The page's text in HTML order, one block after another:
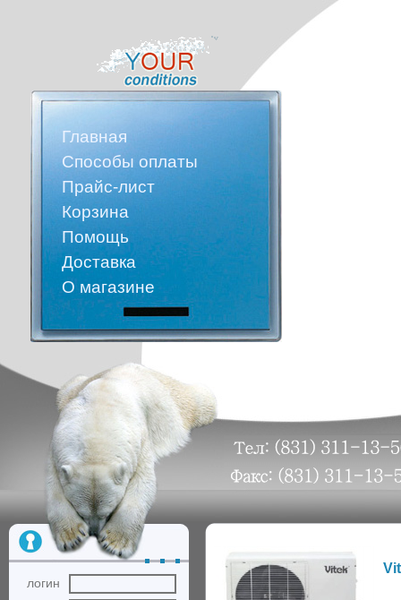
Главная
Способы оплаты
Прайс-лист
Корзина
Помощь
Доставка
О магазине
логин